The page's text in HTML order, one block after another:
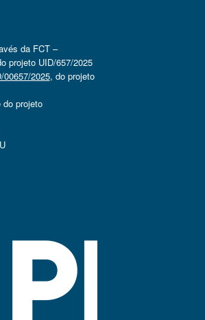
da FCT –
projeto UID/657/2025
00657/2025, do projeto
projeto